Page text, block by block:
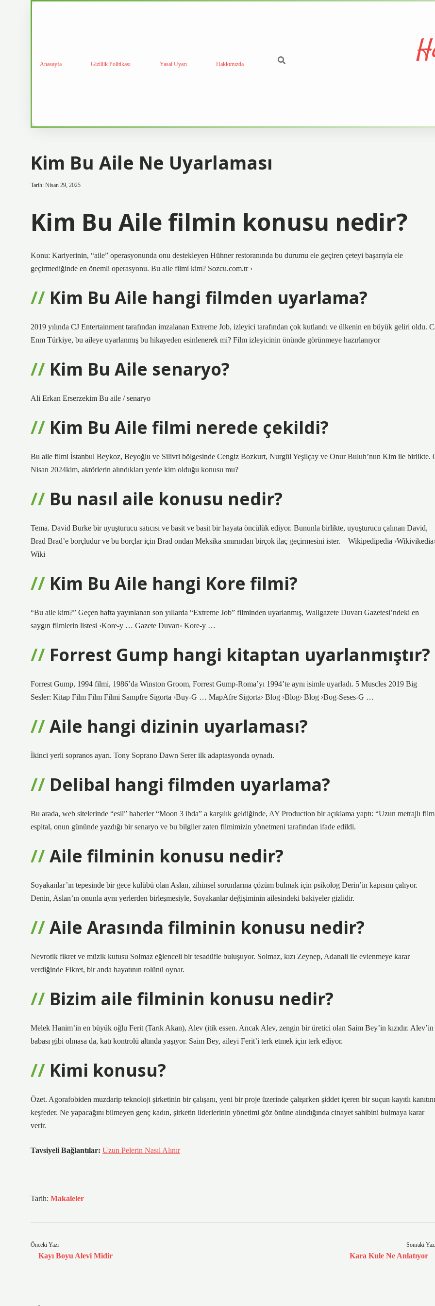
Anasayfa Gizlilik Politikası Yasal Uyarı Hakkımızda
Kim Bu Aile Ne Uyarlaması
Tarih: Nisan 29, 2025
Kim Bu Aile filmin konusu nedir?
Konu: Kariyerinin, “aile” operasyonunda onu destekleyen Hühner restoranında bu durumu ele geçiren çeteyi başarıyla ele
geçirmediğinde en önemli operasyonu. Bu aile filmi kim? Sozcu.com.tr ›
Kim Bu Aile hangi filmden uyarlama?
2019 yılında CJ Entertainment tarafından imzalanan Extreme Job, izleyici tarafından çok kutlandı ve ülkenin en büyük geliri oldu.
Enm Türkiye, bu aileye uyarlanmış bu hikayeden esinlenerek mi? Film izleyicinin önünde görünmeye hazırlanıyor
Kim Bu Aile senaryo?
Ali Erkan Erserzekim Bu aile / senaryo
Kim Bu Aile filmi nerede çekildi?
Bu aile filmi İstanbul Beykoz, Beyoğlu ve Silivri bölgesinde Cengiz Bozkurt, Nurgül Yeşilçay ve Onur Buluh’nun Kim ile birlikte.
Nisan 2024kim, aktörlerin alındıkları yerde kim olduğu konusu mu?
Bu nasıl aile konusu nedir?
Tema. David Burke bir uyuşturucu satıcısı ve basit ve basit bir hayata öncülük ediyor. Bununla birlikte, uyuşturucu çalınan David,
Brad Brad’e borçludur ve bu borçlar için Brad ondan Meksika sınırından birçok ilaç geçirmesini ister. – Wikipedipedia
Wiki
Kim Bu Aile hangi Kore filmi?
“Bu aile kim?” Geçen hafta yayınlanan son yıllarda “Extreme Job” filminden uyarlanmış, Wallgazete Duvarı Gazetesi’ndeki en
saygın filmlerin listesi ›Kore-y … Gazete Duvarı› Kore-y …
Forrest Gump hangi kitaptan uyarlanmıştır?
Forrest Gump, 1994 filmi, 1986’da Winston Groom, Forrest Gump-Roma’yı 1994’te aynı isimle uyarladı. 5 Muscles 2019 Big
Sesler: Kitap Film Film Filmi Sampfre Sigorta ›Buy-G … MapAfre Sigorta› Blog ›Blog› Blog ›Bog-Seses-G …
Aile hangi dizinin uyarlaması?
İkinci yerli sopranos ayarı. Tony Soprano Dawn Serer ilk adaptasyonda oynadı.
Delibal hangi filmden uyarlama?
Bu arada, web sitelerinde “esil” haberler “Moon 3 ibda” a karşılık geldiğinde, AY Production bir açıklama yaptı: “Uzun metrajlı film
espital, onun gününde yazdığı bir senaryo ve bu bilgiler zaten filmimizin yönetmeni tarafından ifade edildi.
Aile filminin konusu nedir?
Soyakanlar’ın tepesinde bir gece kulübü olan Aslan, zihinsel sorunlarına çözüm bulmak için psikolog Derin’in kapısını çalıyor.
Denin, Aslan’ın onunla aynı yerlerden birleşmesiyle, Soyakanlar değişiminin ailesindeki bakiyeler gizlidir.
Aile Arasında filminin konusu nedir?
Nevrotik fikret ve müzik kutusu Solmaz eğlenceli bir tesadüfle buluşuyor. Solmaz, kızı Zeynep, Adanali ile evlenmeye karar
verdiğinde Fikret, bir anda hayatının rolünü oynar.
Bizim aile filminin konusu nedir?
Melek Hanim’in en büyük oğlu Ferit (Tarık Akan), Alev (itik essen. Ancak Alev, zengin bir üretici olan Saim Bey’in kızıdır. Alev’in
babası gibi olmasa da, katı kontrolü altında yaşıyor. Saim Bey, aileyi Ferit’i terk etmek için terk ediyor.
Kimi konusu?
Özet. Agorafobiden muzdarip teknoloji şirketinin bir çalışanı, yeni bir proje üzerinde çalışırken şiddet içeren bir suçun kayıtlı kanıtını
keşfeder. Ne yapacağını bilmeyen genç kadın, şirketin liderlerinin yönetimi göz önüne alındığında cinayet sahibini bulmaya karar
verir.
Tavsiyeli Bağlantılar: Uzun Pelerin Nasıl Alınır
Tarih: Makaleler
Önceki Yazı
Kayı Boyu Alevi Midir
Sonraki
Kara Kule Ne Anlatıyor